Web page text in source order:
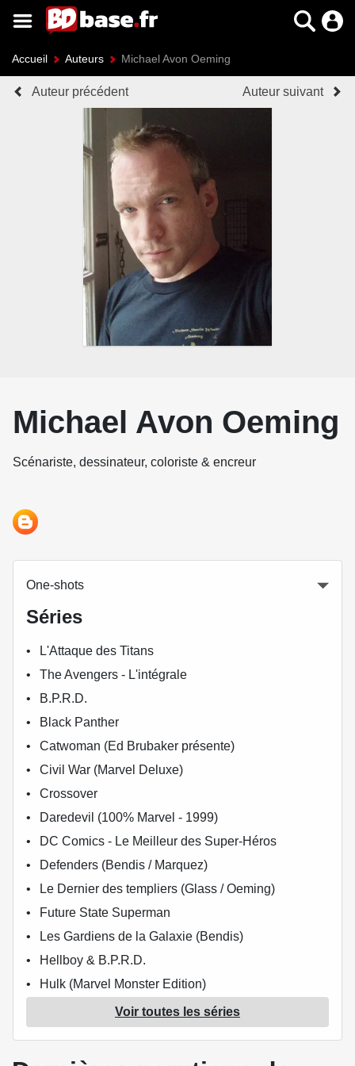
Accueil Auteurs Michael Avon Oeming
Auteur précédent Auteur suivant
Michael Avon Oeming
Scénariste, dessinateur, coloriste & encreur
One-shots
Séries
L'Attaque des Titans
The Avengers - L'intégrale
B.P.R.D.
Black Panther
Catwoman (Ed Brubaker présente)
Civil War (Marvel Deluxe)
Crossover
Daredevil (100% Marvel - 1999)
DC Comics - Le Meilleur des Super-Héros
Defenders (Bendis / Marquez)
Le Dernier des templiers (Glass / Oeming)
Future State Superman
Les Gardiens de la Galaxie (Bendis)
Hellboy & B.P.R.D.
Hulk (Marvel Monster Edition)
Kabuki (Mack)
Marvel (Moustique)
Voir toutes les séries